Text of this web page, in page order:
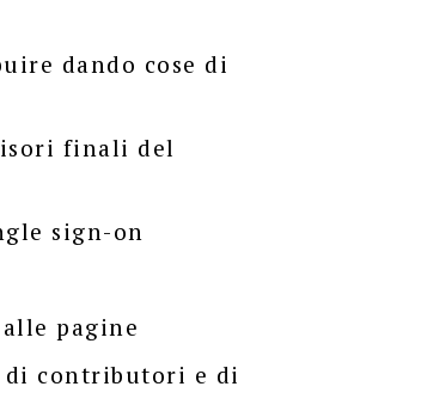
dando cose di
finali del
sign-on
pagine
di contributori e di